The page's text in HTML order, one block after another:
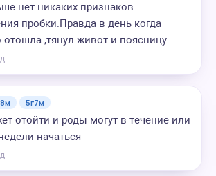
нет никаких признаков
пробки.Правда в день когда
отошла ,тянул живот и поясницу.
5г7м
отойти и роды могут в течение или
начаться